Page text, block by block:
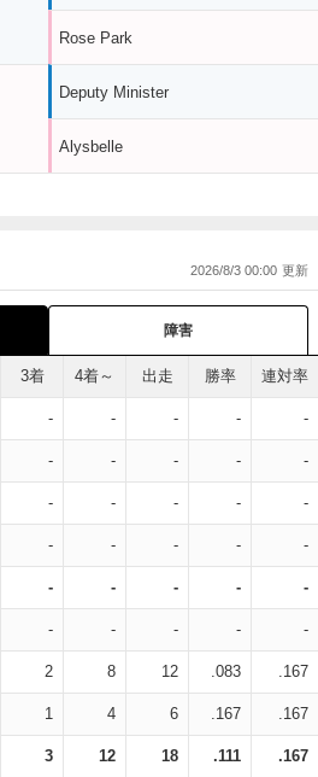
Rose Park
Deputy Minister
Alysbelle
2026/8/3 00:00
障害
3着 4着～ 出走 勝率 連対率
- - - - -
- - - - -
- - - - -
- - - - -
- - - - -
- - - - -
2 8 12 .083 .167
1 4 6 .167 .167
3 12 18 .111 .167